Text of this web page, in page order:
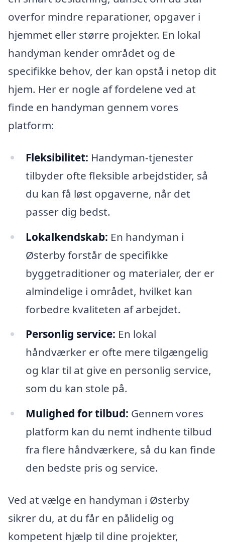
overfor mindre reparationer, opgaver i
hjemmet eller større projekter. En lokal
handyman kender området og de
specifikke behov, der kan opstå i netop dit
hjem. Her er nogle af fordelene ved at
finde en handyman gennem vores
platform:
Fleksibilitet: Handyman-tjenester
tilbyder ofte fleksible arbejdstider, så
du kan få løst opgaverne, når det
passer dig bedst.
Lokalkendskab: En handyman i
Østerby forstår de specifikke
byggetraditioner og materialer, der er
almindelige i området, hvilket kan
forbedre kvaliteten af arbejdet.
Personlig service: En lokal
håndværker er ofte mere tilgængelig
og klar til at give en personlig service,
som du kan stole på.
Mulighed for tilbud: Gennem vores
platform kan du nemt indhente tilbud
fra flere håndværkere, så du kan finde
den bedste pris og service.
Ved at vælge en handyman i Østerby
sikrer du, at du får en pålidelig og
kompetent hjælp til dine projekter,